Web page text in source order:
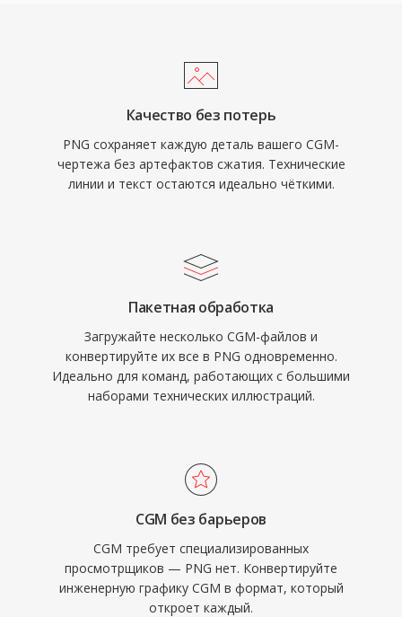
Качество без потерь
PNG сохраняет каждую деталь вашего CGM-
чертежа без артефактов сжатия. Технические
линии и текст остаются идеально чёткими.
Пакетная обработка
Загружайте несколько CGM-файлов и
конвертируйте их все в PNG одновременно.
Идеально для команд, работающих с большими
наборами технических иллюстраций.
CGM без барьеров
CGM требует специализированных
просмотрщиков — PNG нет. Конвертируйте
инженерную графику CGM в формат, который
откроет каждый.